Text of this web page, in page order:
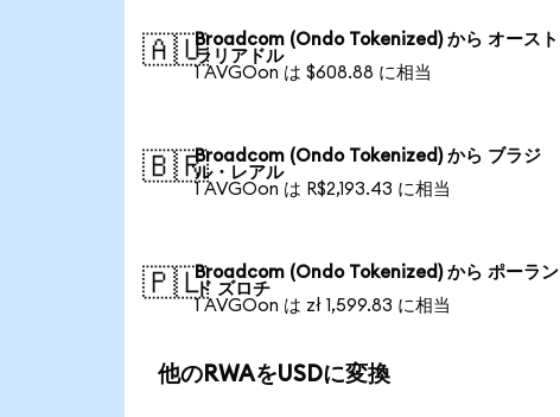
🇦🇺Broadcom (Ondo Tokenized) から オースト
ラリアドル
1 AVGOon は $608.88 に相当
🇧🇷Broadcom (Ondo Tokenized) から ブラジ
ル・レアル
1 AVGOon は R$2,193.43 に相当
🇵🇱Broadcom (Ondo Tokenized) から ポーラン
ド ズロチ
1 AVGOon は zł 1,599.83 に相当
他のRWAをUSDに変換